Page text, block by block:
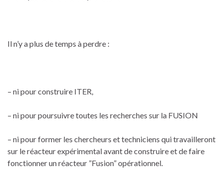
Il n’y a plus de temps à perdre :
– ni pour construire ITER,
– ni pour poursuivre toutes les recherches sur la FUSION
– ni pour former les chercheurs et techniciens qui travailleront
sur le réacteur expérimental avant de construire et de faire
fonctionner un réacteur ”Fusion” opérationnel.